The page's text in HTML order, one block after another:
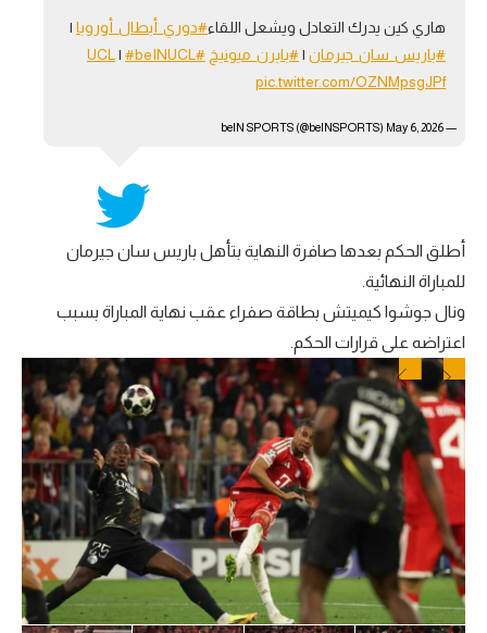
هاري كين يدرك التعادل ويشعل اللقاء#دوري_أبطال_أوروبا |
#باريس_سان_جيرمان |#بايرن_ميونيخ #UCL
| #beINUCL
pic.twitter.com/OZNMpsgJPf
— beIN SPORTS (@beINSPORTS)
May 6, 2026
أطلق الحكم بعدها صافرة النهاية بتأهل باريس سان جيرمان
للمباراة النهائية.
ونال جوشوا كيميتش بطاقة صفراء عقب نهاية المباراة بسبب
اعتراضه على قرارات الحكم.